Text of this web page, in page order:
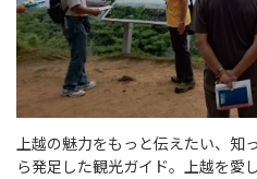
上越の魅力をもっと伝えたい、知
ら発足した観光ガイド。上越を愛